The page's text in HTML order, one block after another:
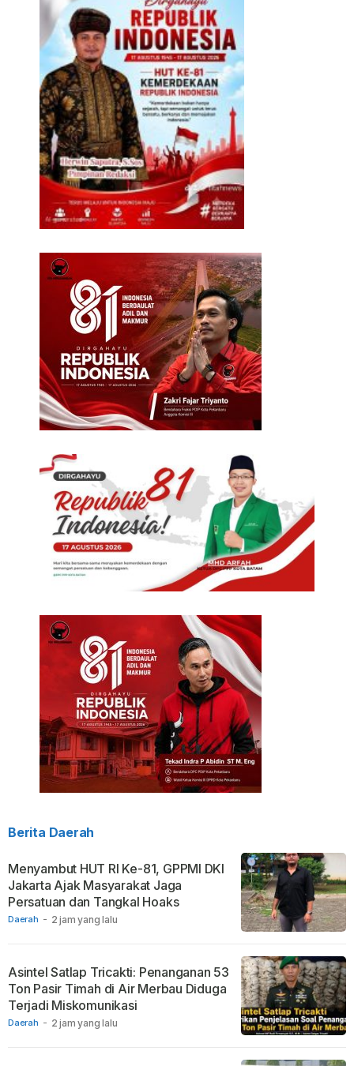
Berita Daerah
Daerah - 2 jam yang lalu
Menyambut HUT RI Ke-81, GPPMI DKI
Jakarta Ajak Masyarakat Jaga
Persatuan dan Tangkal Hoaks
Daerah - 2 jam yang lalu
Asintel Satlap Tricakti: Penanganan 53
Ton Pasir Timah di Air Merbau Diduga
Terjadi Miskomunikasi